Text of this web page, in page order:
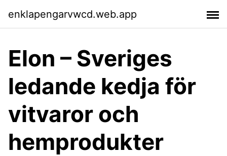
enklapengarvwcd.web.app
Elon – Sveriges
ledande kedja för
vitvaror och
hemprodukter